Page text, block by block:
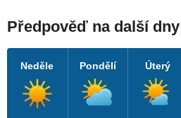
Předpověď na další dny
Neděle Pondělí Úterý